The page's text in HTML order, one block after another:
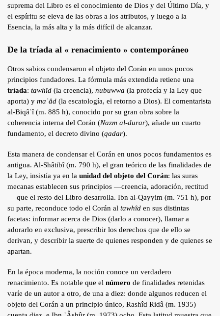
suprema del Libro es el conocimiento de Dios y del Último Día, y
el espíritu se eleva de las obras a los atributos, y luego a la
Esencia, la más alta y la más difícil de alcanzar.
De la tríada al « renacimiento » contemporáneo
Otros sabios condensaron el objeto del Corán en unos pocos
principios fundadores. La fórmula más extendida retiene una
tríada: tawhîd (la creencia), nubuwwa (la profecía y la Ley que
aporta) y maʿâd (la escatología, el retorno a Dios). El comentarista
al-Biqâʿî (m. 885 h), conocido por su gran obra sobre la
coherencia interna del Corán (Nazm al-durar), añade un cuarto
fundamento, el decreto divino (qadar).
Esta manera de condensar el Corán en unos pocos fundamentos es
antigua. Al-Shâtibî (m. 790 h), el gran teórico de las finalidades de
la Ley, insistía ya en la unidad del objeto del Corán: las suras
mecanas establecen sus principios —creencia, adoración, rectitud
— que el resto del Libro desarrolla. Ibn al-Qayyim (m. 751 h), por
su parte, reconduce todo el Corán al tawhîd en sus distintas
facetas: informar acerca de Dios (darlo a conocer), llamar a
adorarlo en exclusiva, prescribir los derechos que de ello se
derivan, y describir la suerte de quienes responden y de quienes se
apartan.
En la época moderna, la noción conoce un verdadero
renacimiento. Es notable que el número de finalidades retenidas
varíe de un autor a otro, de una a diez: donde algunos reducen el
objeto del Corán a un principio único, Rashîd Ridâ (m. 1935)